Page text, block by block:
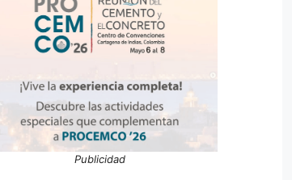
Publicidad